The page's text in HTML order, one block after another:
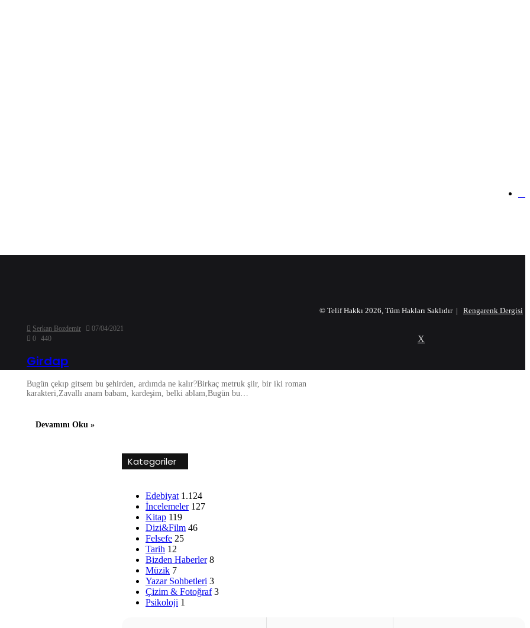
Serkan Bozdemir
07/04/2021
0 440
Girdap
Bugün çekıp gitsem bu şehirden, ardımda ne kalır?Birkaç metruk şiir, bir iki roman
karakteri,Zavallı anam babam, kardeşim, belki ablam,Bugün bu…
Devamını Oku »
Kategoriler
Edebiyat 1.124
İncelemeler 127
Kitap 119
Dizi&Film 46
Felsefe 25
Tarih 12
Bizden Haberler 8
Müzik 7
Yazar Sohbetleri 3
Çizim & Fotoğraf 3
Psikoloji 1
© Telif Hakkı 2026, Tüm Hakları Saklıdır | Rengarenk Dergisi
X